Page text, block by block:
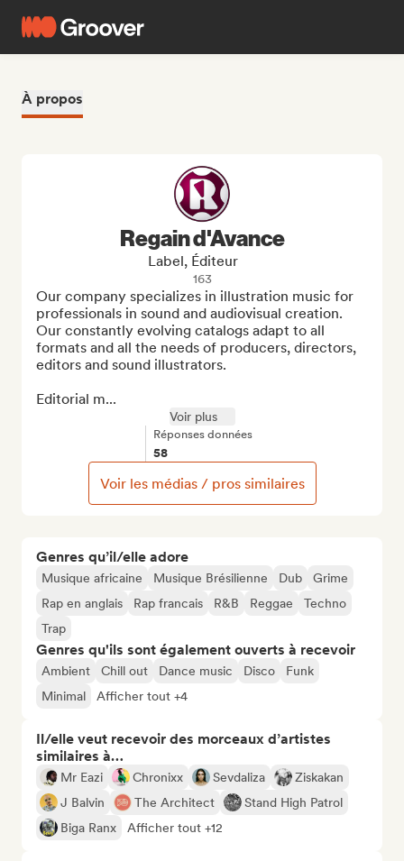
À propos
Genres qu’il/elle adore
Musique africaine Musique Brésilienne Dub
Grime
Rap en anglais
Rap francais R&B Reggae
Techno
Trap
Genres qu'ils sont également ouverts à recevoir
Ambient Chill out Dance music Disco
Funk
Minimal
Afficher tout +4
Il/elle veut recevoir des morceaux d’artistes
similaires à…
Mr Eazi Chronixx Sevdaliza
Ziskakan
J Balvin
The Architect
Stand High Patrol
Biga Ranx
Afficher tout +12
Regain d'Avance
Label, Éditeur
163
Our company specializes in illustration music for
professionals in sound and audiovisual creation.
Our constantly evolving catalogs adapt to all
formats and all the needs of producers, directors,
editors and sound illustrators.
Editorial m...
Voir plus
Réponses données
58
Voir les médias / pros similaires